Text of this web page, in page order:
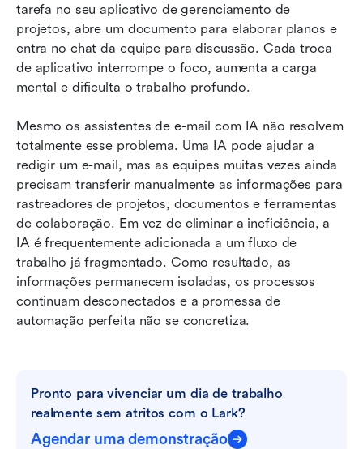
tarefa no seu aplicativo de gerenciamento de
projetos, abre um documento para elaborar planos e
entra no chat da equipe para discussão. Cada troca
de aplicativo interrompe o foco, aumenta a carga
mental e dificulta o trabalho profundo.
Mesmo os assistentes de e-mail com IA não resolvem
totalmente esse problema. Uma IA pode ajudar a
redigir um e-mail, mas as equipes muitas vezes ainda
precisam transferir manualmente as informações para
rastreadores de projetos, documentos e ferramentas
de colaboração. Em vez de eliminar a ineficiência, a
IA é frequentemente adicionada a um fluxo de
trabalho já fragmentado. Como resultado, as
informações permanecem isoladas, os processos
continuam desconectados e a promessa de
automação perfeita não se concretiza.
Pronto para vivenciar um dia de trabalho
realmente sem atritos com o Lark?
Agendar uma demonstração